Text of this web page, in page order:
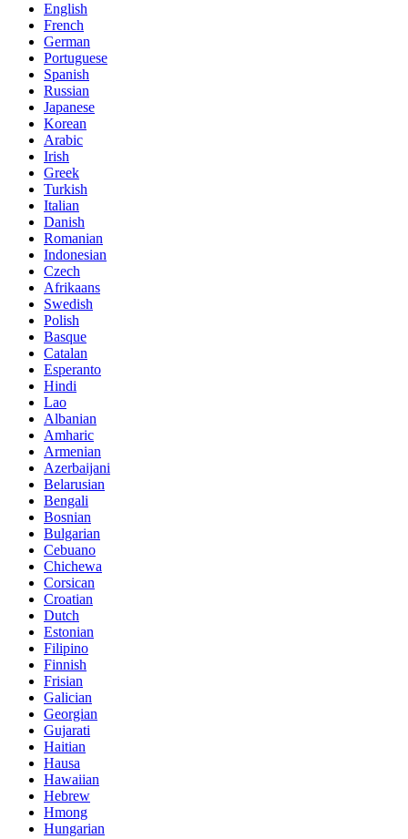
English
French
German
Portuguese
Spanish
Russian
Japanese
Korean
Arabic
Irish
Greek
Turkish
Italian
Danish
Romanian
Indonesian
Czech
Afrikaans
Swedish
Polish
Basque
Catalan
Esperanto
Hindi
Lao
Albanian
Amharic
Armenian
Azerbaijani
Belarusian
Bengali
Bosnian
Bulgarian
Cebuano
Chichewa
Corsican
Croatian
Dutch
Estonian
Filipino
Finnish
Frisian
Galician
Georgian
Gujarati
Haitian
Hausa
Hawaiian
Hebrew
Hmong
Hungarian